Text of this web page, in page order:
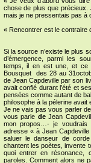
chose de plus que précieux.
mais je ne pressentais pas à
« Rencontrer est le contraire
Si la source n’existe le plus
d’émergence, parmi les
temps, il en est une, et ce
Bousquet des 28 au
de Jean Capdeville par son
avait confié durant l’été et
pensées comme autant de
philosophe à la pélerine
Je ne vais pas vous parler
vous parle deJean
mon propos…- je voudrais
adresse « à Jean
saluer le danseur de
chantent les poètes, invente
quoi entrer en résonance,
paroles. Comment alors ne